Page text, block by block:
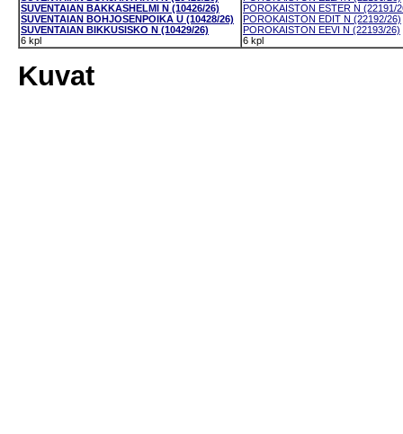
SUVENTAIAN BAKKASHELMI N (10426/26)
SUVENTAIAN BOHJOSENPOIKA U (10428/26)
SUVENTAIAN BIKKUSISKO N (10429/26)
6 kpl
POROKAISTON ESTER N (22191/
POROKAISTON EDIT N (22192/26)
POROKAISTON EEVI N (22193/26)
6 kpl
Kuvat